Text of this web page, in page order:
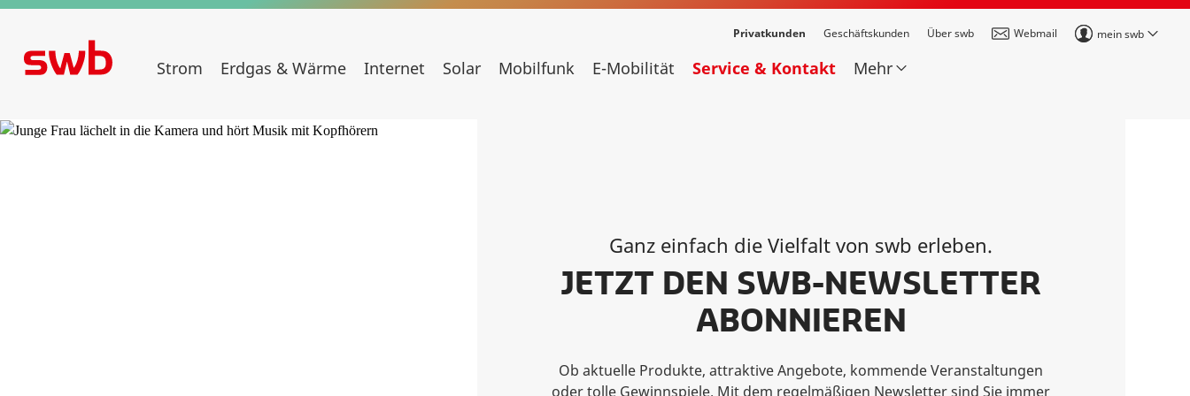
Privatkunden Geschäftskunden Über swb Webmail mein swb
Strom Erdgas & Wärme Internet Solar Mobilfunk E-Mobilität Service & Kontakt Mehr
Ganz einfach die Vielfalt von swb erleben.
JETZT DEN SWB-NEWSLETTER
ABONNIEREN
Ob aktuelle Produkte, attraktive Angebote, kommende Veranstaltungen
oder tolle Gewinnspiele. Mit dem regelmäßigen Newsletter sind Sie immer